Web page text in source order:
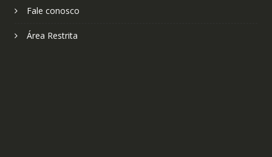
Fale conosco
Área Restrita